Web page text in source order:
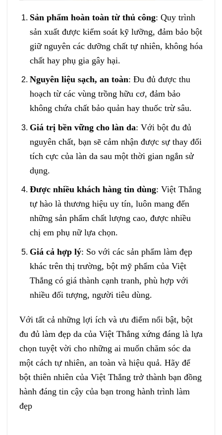
Sản phẩm hoàn toàn từ thủ công: Quy trình
sản xuất được kiểm soát kỹ lưỡng, đảm bảo bột
giữ nguyên các dưỡng chất tự nhiên, không hóa
chất hay phụ gia gây hại.
Nguyên liệu sạch, an toàn: Đu đủ được thu
hoạch từ các vùng trồng hữu cơ, đảm bảo
không chứa chất bảo quản hay thuốc trừ sâu.
Giá trị bền vững cho làn da: Với bột đu đủ
nguyên chất, bạn sẽ cảm nhận được sự thay đổi
tích cực của làn da sau một thời gian ngắn sử
dụng.
Được nhiều khách hàng tin dùng: Việt Thắng
tự hào là thương hiệu uy tín, luôn mang đến
những sản phẩm chất lượng cao, được nhiều
chị em phụ nữ lựa chọn.
Giá cả hợp lý: So với các sản phẩm làm đẹp
khác trên thị trường, bột mỹ phẩm của Việt
Thắng có giá thành cạnh tranh, phù hợp với
nhiều đối tượng, người tiêu dùng.
Với tất cả những lợi ích và ưu điểm nổi bật, bột
đu đủ làm đẹp da của Việt Thắng xứng đáng là lựa
chọn tuyệt vời cho những ai muốn chăm sóc da
một cách tự nhiên, an toàn và hiệu quả. Hãy để
bột thiên nhiên của Việt Thắng trở thành bạn đồng
hành đáng tin cậy của bạn trong hành trình làm
đẹp